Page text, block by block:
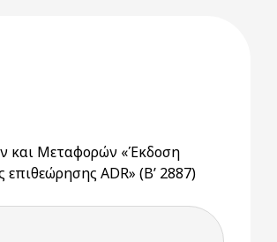
και Μεταφορών «Έκδοση
ADR» (Β’ 2887)